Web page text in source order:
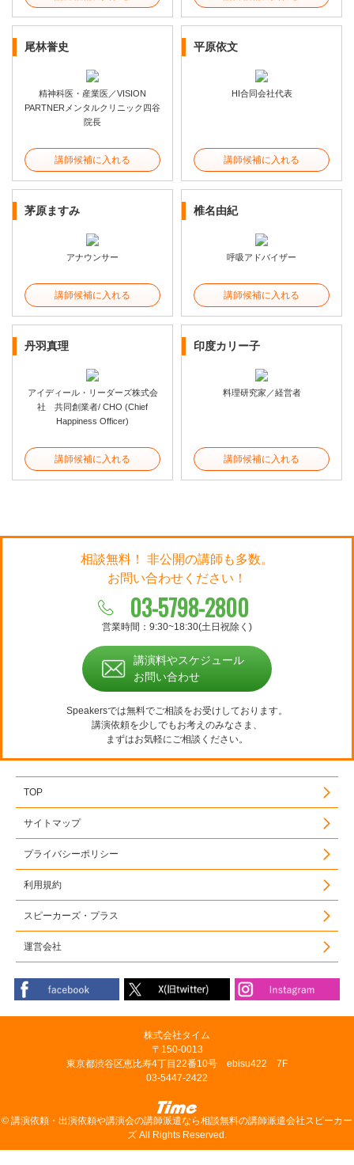
尾林誉史
精神科医・産業医／VISION
PARTNERメンタルクリニック四谷
院長
講師候補に入れる
平原依文
HI合同会社代表
講師候補に入れる
茅原ますみ
アナウンサー
講師候補に入れる
椎名由紀
呼吸アドバイザー
講師候補に入れる
丹羽真理
アイディール・リーダーズ株式会
社 共同創業者/ CHO (Chief
Happiness Officer)
講師候補に入れる
印度カリー子
料理研究家／経営者
講師候補に入れる
相談無料！ 非公開の講師も多数。
お問い合わせください！
03-5798-2800
営業時間：9:30~18:30(土日祝除く)
講演料やスケジュール
お問い合わせ
Speakersでは無料でご相談をお受けしております。
講演依頼を少しでもお考えのみなさま、
まずはお気軽にご相談ください。
TOP
サイトマップ
プライバシーポリシー
利用規約
スピーカーズ・プラス
運営会社
株式会社タイム
〒150-0013
東京都渋谷区恵比寿4丁目22番10号 ebisu422 7F
03-5447-2422
© 講演依頼・出演依頼や講演会の講師派遣なら相談無料の講師派遣会社スピーカー
ズ All Rights Reserved.